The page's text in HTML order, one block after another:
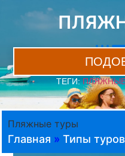
ТЕГИ:
Пляжные туры
Главная » Типы туров